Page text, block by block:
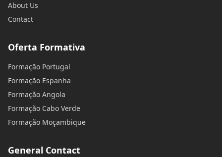
About Us
Contact
Oferta Formativa
Formação Portugal
Formação Espanha
Formação Angola
Formação Cabo Verde
Formação Moçambique
General Contact